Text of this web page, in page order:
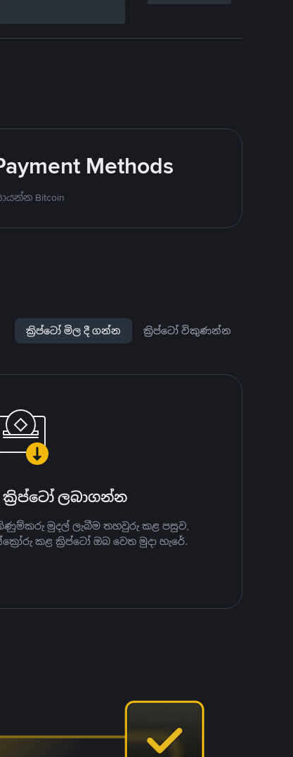
Methods
Bitcoin
ක්‍රිප්ටෝ මිල දී ගන්න ක්‍රිප්ටෝ විකුණන්න
ක්‍රිප්ටෝ ලබාගන්න
මුදල් ලැබීම තහවුරු කළ පසුව,
කළ ක්‍රිප්ටෝ ඔබ වෙත මුදා හැරේ.